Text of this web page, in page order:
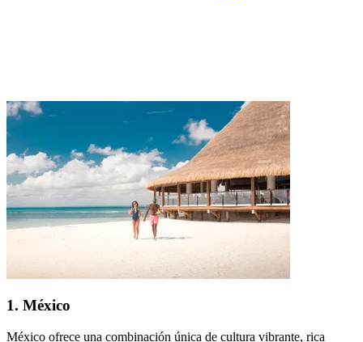
1. México
México ofrece una combinación única de cultura vibrante, rica